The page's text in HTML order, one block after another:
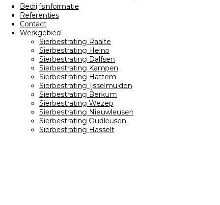
Bedrijfsinformatie
Referenties
Contact
Werkgebied
Sierbestrating Raalte
Sierbestrating Heino
Sierbestrating Dalfsen
Sierbestrating Kampen
Sierbestrating Hattem
Sierbestrating Ijsselmuiden
Sierbestrating Berkum
Sierbestrating Wezep
Sierbestrating Nieuwleusen
Sierbestrating Oudleusen
Sierbestrating Hasselt